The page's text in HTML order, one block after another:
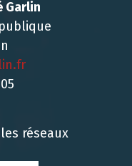
Garlin
réseaux